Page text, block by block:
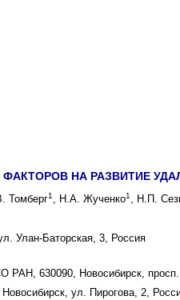
НА РАЗВИТИЕ
Томберг1 , Н.А. Жученко1 , Н.П.
Улан-Баторская, 3, Россия
РАН, 630090, Новосибирск,
ул. Пирогова, 2,